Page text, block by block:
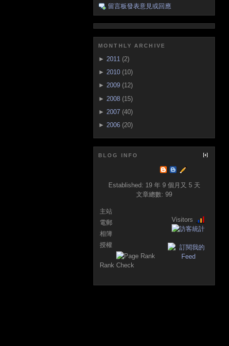
留言板發表意見或回應
MONTHLY ARCHIVE
► 2011 (2)
► 2010 (10)
► 2009 (12)
► 2008 (15)
► 2007 (40)
► 2006 (20)
BLOG INFO
Established: 19 年 9 個月又 5 天
文章總數: 99
主站
Visitors
電郵
相簿
授權
Rank